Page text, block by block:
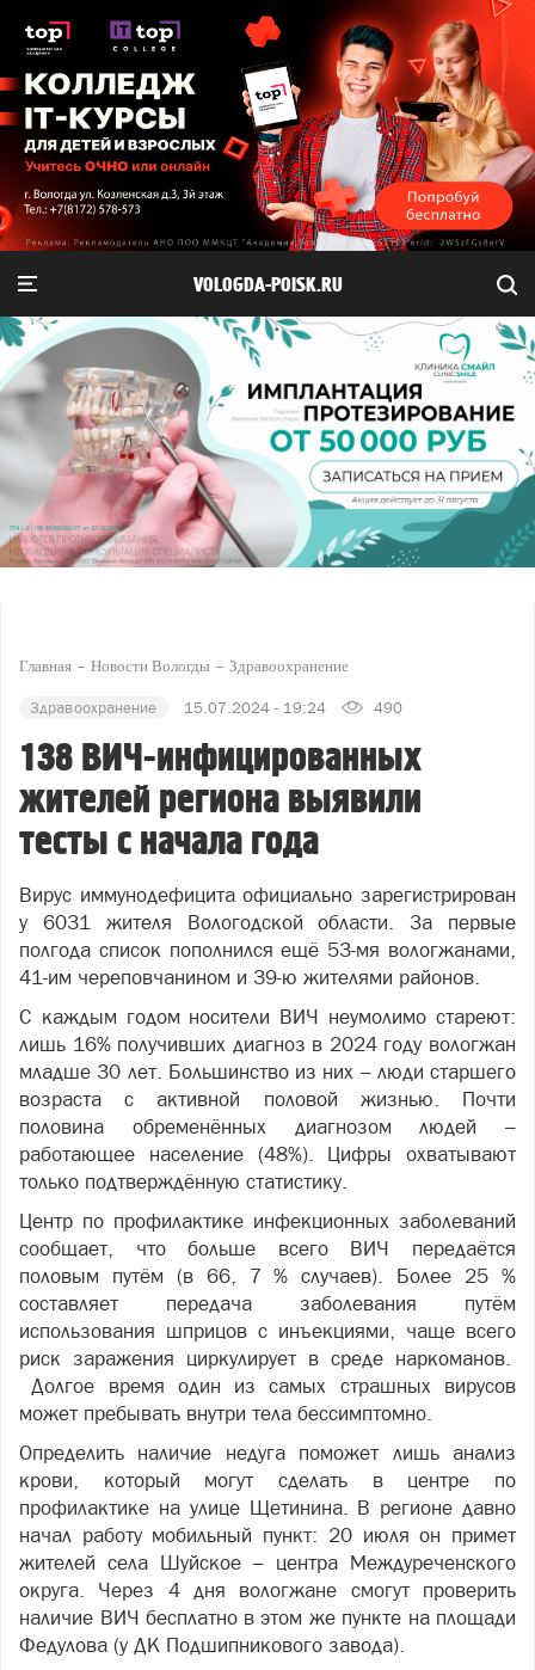
VOLOGDA-POISK.RU
Главная Новости Вологды Здравоохранение
Здравоохранение 15.07.2024 - 19:24 490
138 ВИЧ-инфицированных
жителей региона выявили
тесты с начала года
Вирус иммунодефицита официально зарегистрирован
у 6031 жителя Вологодской области. За первые
полгода список пополнился ещё 53-мя вологжанами,
41-им череповчанином и 39-ю жителями районов.
С каждым годом носители ВИЧ неумолимо стареют:
лишь 16% получивших диагноз в 2024 году вологжан
младше 30 лет. Большинство из них – люди старшего
возраста с активной половой жизнью. Почти
половина обременённых диагнозом людей –
работающее население (48%). Цифры охватывают
только подтверждённую статистику.
Центр по профилактике инфекционных заболеваний
сообщает, что больше всего ВИЧ передаётся
половым путём (в 66, 7 % случаев). Более 25 %
составляет передача заболевания путём
использования шприцов с инъекциями, чаще всего
риск заражения циркулирует в среде наркоманов.
Долгое время один из самых страшных вирусов
может пребывать внутри тела бессимптомно.
Определить наличие недуга поможет лишь анализ
крови, который могут сделать в центре по
профилактике на улице Щетинина. В регионе давно
начал работу мобильный пункт: 20 июля он примет
жителей села Шуйское – центра Междуреченского
округа. Через 4 дня вологжане смогут проверить
наличие ВИЧ бесплатно в этом же пункте на площади
Федулова (у ДК Подшипникового завода).